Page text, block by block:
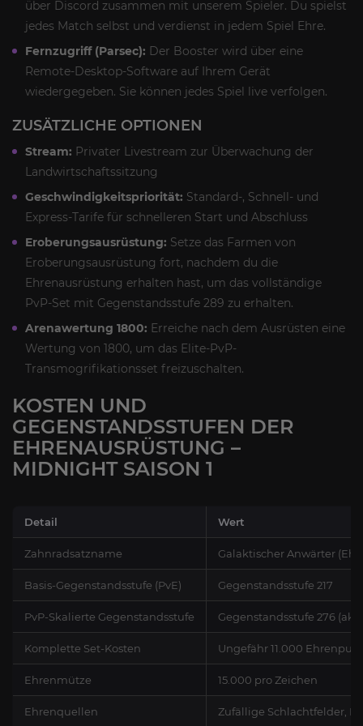
über Discord zusammen mit unserem Spieler. Du spielst
jedes Match selbst und verdienst in jedem Spiel Ehre.
Fernzugriff (Parsec): Der Booster wird über eine
Remote-Desktop-Software auf Ihrem Gerät
wiedergegeben. Sie können jedes Spiel live verfolgen.
ZUSÄTZLICHE OPTIONEN
Stream: Privater Livestream zur Überwachung der
Landwirtschaftssitzung
Geschwindigkeitspriorität: Standard-, Schnell- und
Express-Tarife für schnelleren Start und Abschluss
Eroberungsausrüstung: Setze das Farmen von
Eroberungsausrüstung fort, nachdem du die
Ehrenausrüstung erhalten hast, um das vollständige
PvP-Set mit Gegenstandsstufe 289 zu erhalten.
Arenawertung 1800: Erreiche nach dem Ausrüsten eine
Wertung von 1800, um das Elite-PvP-
Transmogrifikationsset freizuschalten.
KOSTEN UND
GEGENSTANDSSTUFEN DER
EHRENAUSRÜSTUNG –
MIDNIGHT SAISON 1
Detail Wert
Zahnradsatzname Galaktischer Anwärter
Basis-Gegenstandsstufe (PvE) Gegenstandsstufe 217
PvP-Skalierte Gegenstandsstufe Gegenstandsstufe 276
Komplette Set-Kosten Ungefähr 11.000
Ehrenmütze 15.000 pro Zeichen
Ehrenquellen Zufällige Schlachtfelder,